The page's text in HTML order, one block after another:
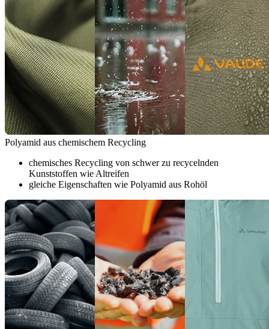
Polyamid aus chemischem Recycling
chemisches Recycling von schwer zu recycelnden
Kunststoffen wie Altreifen
gleiche Eigenschaften wie Polyamid aus Rohöl